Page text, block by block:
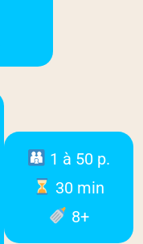
1 à 50 p.
30 min
8+